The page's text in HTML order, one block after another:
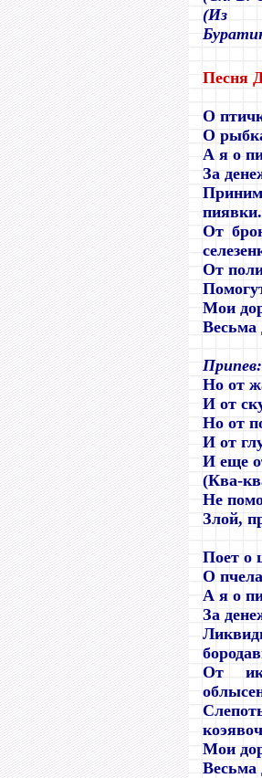
(Из
Песня
О
О
А я о
За
пиявки.
От
От
Мои
Весьма
Припев:
Но от
И от
Но от
И от
И еще
(Ква-
Не
Злой,
Поет о
О
А я о
За
От
Мои
Весьма